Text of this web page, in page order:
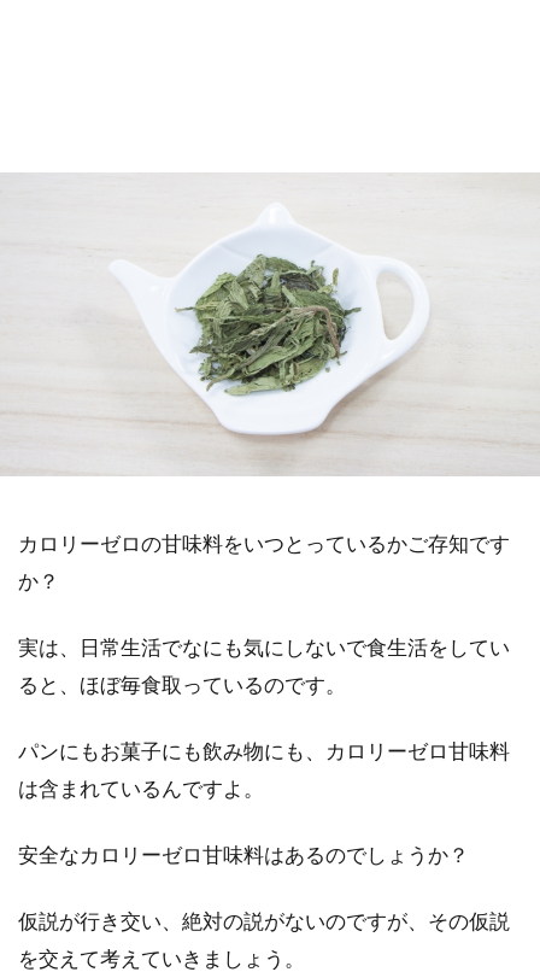
カロリーゼロの甘味料をいつとっているかご存知です
か？
実は、日常生活でなにも気にしないで食生活をしてい
ると、ほぼ毎食取っているのです。
パンにもお菓子にも飲み物にも、カロリーゼロ甘味料
は含まれているんですよ。
安全なカロリーゼロ甘味料はあるのでしょうか？
仮説が行き交い、絶対の説がないのですが、その仮説
を交えて考えていきましょう。